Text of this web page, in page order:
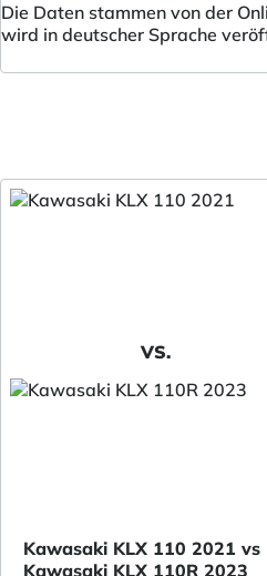
Die Daten stammen von der
wird in deutscher Sprache
VS.
Kawasaki KLX 110 2021 vs
Kawasaki KLX 110R 2023